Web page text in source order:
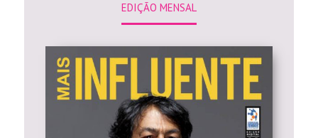
EDIÇÃO MENSAL